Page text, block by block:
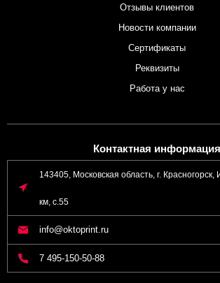
Отзывы клиентов
Новости компании
Сертификаты
Реквизиты
Работа у нас
Контактная информация
143405, Московская область, г.
км, с.55
info@oktoprint.ru
7 495-150-50-88